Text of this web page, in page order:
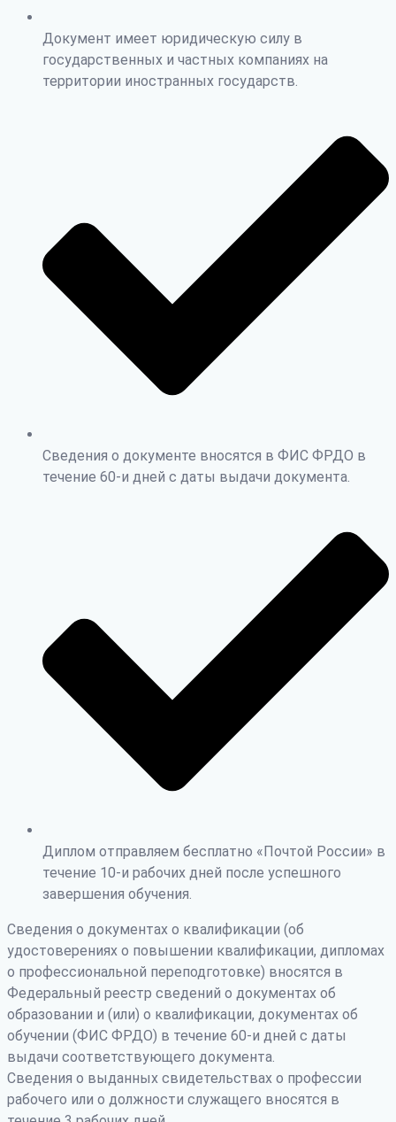
Документ имеет юридическую силу в
государственных и частных компаниях на
территории иностранных государств.
Сведения о документе вносятся в ФИС ФРДО в
течение 60-и дней с даты выдачи документа.
Диплом отправляем бесплатно «Почтой России» в
течение 10-и рабочих дней после успешного
завершения обучения.
Сведения о документах о квалификации (об
удостоверениях о повышении квалификации, дипломах
о профессиональной переподготовке) вносятся в
Федеральный реестр сведений о документах об
образовании и (или) о квалификации, документах об
обучении (ФИС ФРДО) в течение 60-и дней с даты
выдачи соответствующего документа.
Сведения о выданных свидетельствах о профессии
рабочего или о должности служащего вносятся в